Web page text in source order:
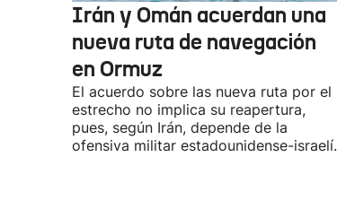
Irán y Omán acuerdan una
nueva ruta de navegación
en Ormuz
El acuerdo sobre las nueva ruta por el
estrecho no implica su reapertura,
pues, según Irán, depende de la
ofensiva militar estadounidense-israelí.